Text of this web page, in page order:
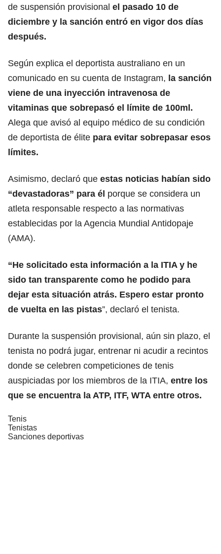
de suspensión provisional el pasado 10 de
diciembre y la sanción entró en vigor dos días
después.
Según explica el deportista australiano en un
comunicado en su cuenta de Instagram, la sanción
viene de una inyección intravenosa de
vitaminas que sobrepasó el límite de 100ml.
Alega que avisó al equipo médico de su condición
de deportista de élite para evitar sobrepasar esos
límites.
Asimismo, declaró que estas noticias habían sido
“devastadoras” para él porque se considera un
atleta responsable respecto a las normativas
establecidas por la Agencia Mundial Antidopaje
(AMA).
“He solicitado esta información a la ITIA y he
sido tan transparente como he podido para
dejar esta situación atrás. Espero estar pronto
de vuelta en las pistas”, declaró el tenista.
Durante la suspensión provisional, aún sin plazo, el
tenista no podrá jugar, entrenar ni acudir a recintos
donde se celebren competiciones de tenis
auspiciadas por los miembros de la ITIA, entre los
que se encuentra la ATP, ITF, WTA entre otros.
Tenis
Tenistas
Sanciones deportivas